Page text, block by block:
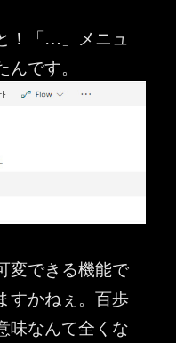
！「…」メニュ
です。
変できる機能で
すかねぇ。百歩
味なんて全くな